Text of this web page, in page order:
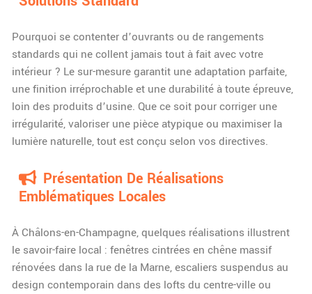
Pourquoi se contenter d’ouvrants ou de rangements
standards qui ne collent jamais tout à fait avec votre
intérieur ? Le sur-mesure garantit une adaptation parfaite,
une finition irréprochable et une durabilité à toute épreuve,
loin des produits d’usine. Que ce soit pour corriger une
irrégularité, valoriser une pièce atypique ou maximiser la
lumière naturelle, tout est conçu selon vos directives.
Présentation De Réalisations
Emblématiques Locales
À Châlons-en-Champagne, quelques réalisations illustrent
le savoir-faire local : fenêtres cintrées en chêne massif
rénovées dans la rue de la Marne, escaliers suspendus au
design contemporain dans des lofts du centre-ville ou